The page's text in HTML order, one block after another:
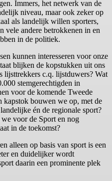
Immers, het netwerk van de
niveau, maar ook zeker op
als landelijk willen sporters,
vele andere betrokkenen in en
in de politiek.
kunnen interesseren voor onze
blijken de kopstukken uit ons
lijsttrekkers c.q. lijstduwers? Wat
stemgerechtigden in
voor de komende Tweede
kapstok bouwen we op, met de
én de regionale sport?
voor de Sport en nog
in de toekomst?
alleen op basis van sport is een
en duidelijker wordt
daarin een prominente plek